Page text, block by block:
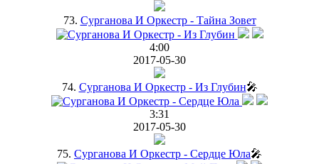
73. Сурганова И Оркестр - Тайна Зовет
4:00
2017-05-30
74. Сурганова И Оркестр - Из Глубин🎤
3:31
2017-05-30
75. Сурганова И Оркестр - Сердце Юла🎤